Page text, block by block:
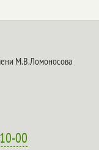
М.В.Ломоносова
00